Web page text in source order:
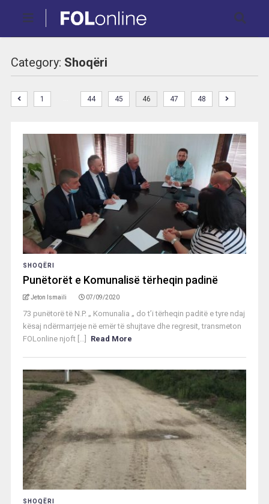
Category: Shoqëri
1 44 45 46 47 48
SHOQËRI
Punëtorët e Komunalisë tërheqin padinë
Jeton Ismaili 07/09/2020
73 punëtorë të N.P. „ Komunalia „ do t’i tërheqin paditë e tyre ndaj
kësaj ndërmarrjeje në emër të shujtave dhe regresit, transmeton
FOLonline njoft [...]
Read More
SHOQËRI